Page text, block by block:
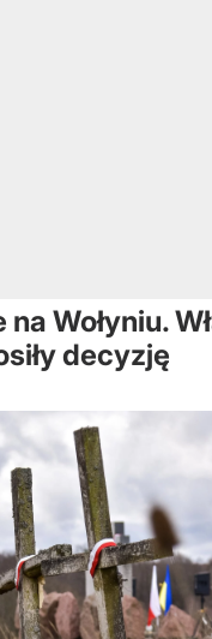
Wołyniu.
decyzję